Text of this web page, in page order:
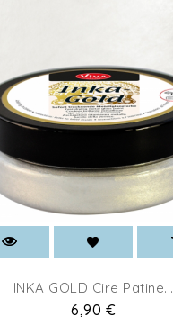
INKA GOLD Cire Patine...
Prix
6,90 €